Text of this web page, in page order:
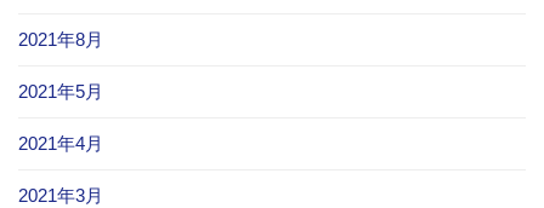
2021年8月
2021年5月
2021年4月
2021年3月